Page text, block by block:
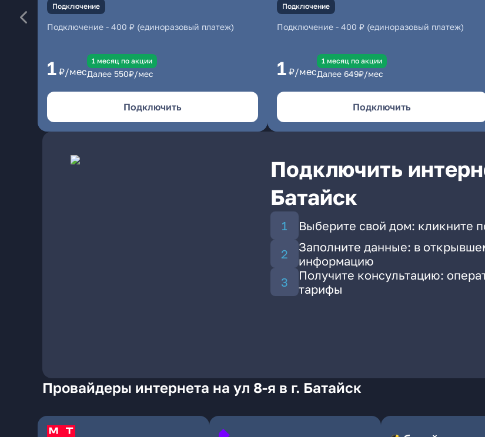
Подключение
Подключение - 400 ₽ (единоразовый платеж)
1 ₽/мес
1 месяц по акции
Далее 550₽/мес
Подключить
Подключение
Подключение- 400 ₽ (единоразовый платеж)
1 ₽/мес
1 месяц по акции
Далее 649₽/мес
Подключить
Подключить
Батайск
Выберите свой дом: кликните
Заполните данные: в
информацию
Получите консультацию:
тарифы
Провайдеры интернета на ул 8-я в г. Батайск